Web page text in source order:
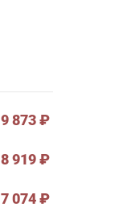
9 873 ₽
8 919 ₽
7 074 ₽